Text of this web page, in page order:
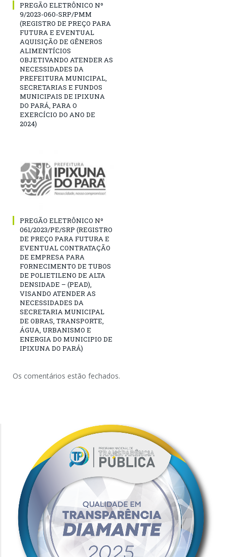
PREGÃO ELETRÔNICO Nº
9/2023-060-SRP/PMM
(REGISTRO DE PREÇO PARA
FUTURA E EVENTUAL
AQUISIÇÃO DE GÊNEROS
ALIMENTÍCIOS
OBJETIVANDO ATENDER AS
NECESSIDADES DA
PREFEITURA MUNICIPAL,
SECRETARIAS E FUNDOS
MUNICIPAIS DE IPIXUNA
DO PARÁ, PARA O
EXERCÍCIO DO ANO DE
2024)
PREGÃO ELETRÔNICO Nº
061/2023/PE/SRP (REGISTRO
DE PREÇO PARA FUTURA E
EVENTUAL CONTRATAÇÃO
DE EMPRESA PARA
FORNECIMENTO DE TUBOS
DE POLIETILENO DE ALTA
DENSIDADE – (PEAD),
VISANDO ATENDER AS
NECESSIDADES DA
SECRETARIA MUNICIPAL
DE OBRAS, TRANSPORTE,
ÁGUA, URBANISMO E
ENERGIA DO MUNICIPIO DE
IPIXUNA DO PARÁ)
Os comentários estão fechados.